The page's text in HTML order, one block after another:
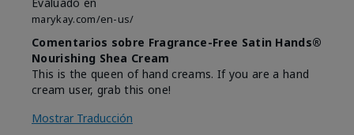
marykay.com/en-us/
Comentarios sobre Fragrance-Free Satin Hands®
Nourishing Shea Cream
This is the queen of hand creams. If you are a hand
cream user, grab this one!
Mostrar Traducción